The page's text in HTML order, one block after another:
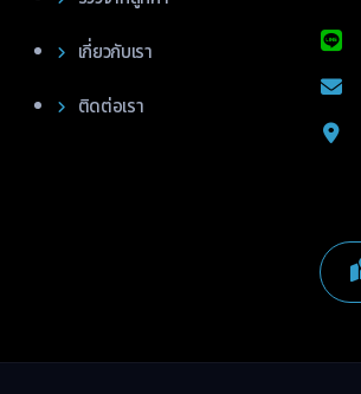
เกี่ยวกับเรา
ติดต่อเรา